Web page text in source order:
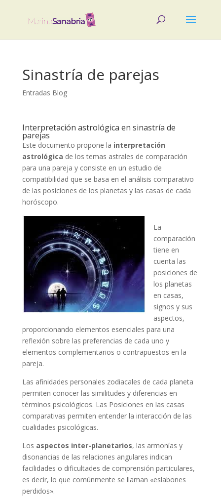
Sinastría de parejas
Entradas Blog
Interpretación astrológica en sinastría de
parejas
Este documento propone la interpretación
astrológica de los temas astrales de comparación
para una pareja y consiste en un estudio de
compatibilidad que se basa en el análisis comparativo
de las posiciones de los planetas y las casas de cada
horóscopo.
La
comparación
tiene en
cuenta las
posiciones de
los planetas
en casas,
signos y sus
aspectos,
proporcionando elementos esenciales para una
reflexión sobre las preferencias de cada uno y
elementos complementarios o contrapuestos en la
pareja.
Las afinidades personales zodiacales de cada planeta
permiten conocer las similitudes y diferencias en
términos psicológicos. Las Posiciones en las casas
comparativas permiten entender la interacción de las
cualidades psicológicas.
Los aspectos inter-planetarios, las armonías y
disonancias de las relaciones angulares indican
facilidades o dificultades de comprensión particulares,
es decir, lo que comúnmente se llaman «eslabones
perdidos».